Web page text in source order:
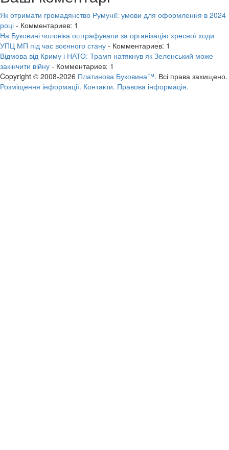
Як отримати громадянство Румунії: умови для оформлення в 2024
році - Комментариев: 1
На Буковині чоловіка оштрафували за організацію хресної ходи
УПЦ МП під час воєнного стану - Комментариев: 1
Відмова від Криму і НАТО: Трамп натякнув як Зеленський може
закінчити війну - Комментариев: 1
Copyright © 2008-2026 Платинова Буковина™. Всі права захищено.
Розміщення інформації. Контакти. Правова інформація.